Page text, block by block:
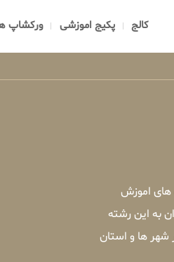
کالج پکیج اموزشی ورکشاپ
های اموزش
به این رشته
شهر ها و استان